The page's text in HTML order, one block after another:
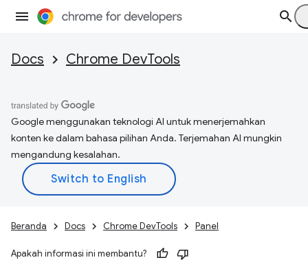
Docs Chrome DevTools
Google menggunakan teknologi AI untuk menerjemahkan
konten ke dalam bahasa pilihan Anda. Terjemahan AI mungkin
mengandung kesalahan.
Beranda Docs Chrome DevTools Panel
Apakah informasi ini membantu?